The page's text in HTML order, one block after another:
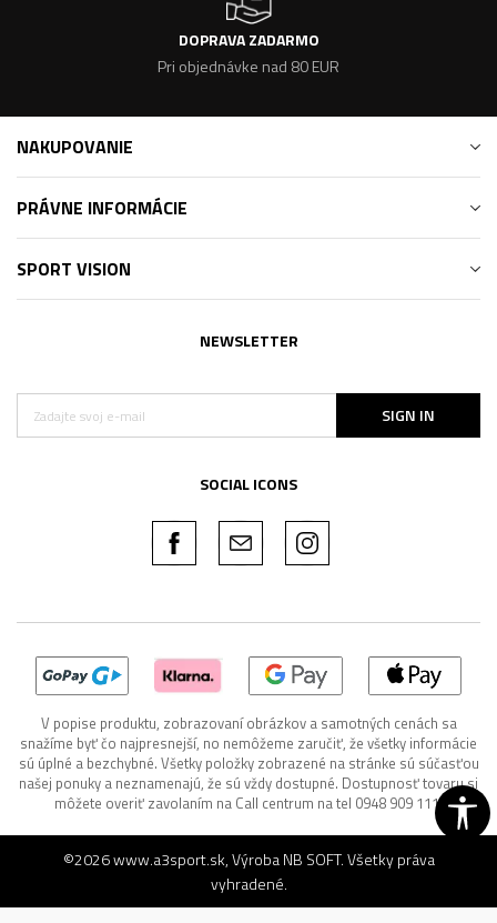
DOPRAVA ZADARMO
Pri objednávke nad 80 EUR
NAKUPOVANIE
PRÁVNE INFORMÁCIE
SPORT VISION
NEWSLETTER
SIGN IN
SOCIAL ICONS
V popise produktu, zobrazovaní obrázkov a samotných cenách sa
snažíme byť čo najpresnejší, no nemôžeme zaručiť, že všetky informácie
sú úplné a bezchybné. Všetky položky zobrazené na stránke sú súčasťou
našej ponuky a neznamenajú, že sú vždy dostupné. Dostupnosť tovaru si
môžete overiť zavolaním na Call centrum na tel 0948 909 111.
©2026www.a3sport.sk, VýrobaNB SOFT. Všetky práva
vyhradené.